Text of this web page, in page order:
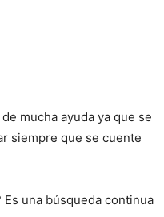
mucha ayuda ya que se
siempre que se cuente
una búsqueda continua